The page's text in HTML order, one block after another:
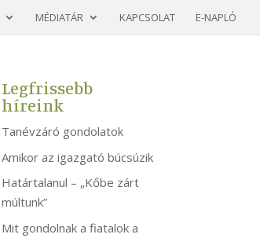
MÉDIATÁR KAPCSOLAT E-NAPLÓ
Legfrissebb
híreink
Tanévzáró gondolatok
Amikor az igazgató búcsúzik
Határtalanul – „Kőbe zárt
múltunk”
Mit gondolnak a fiatalok a